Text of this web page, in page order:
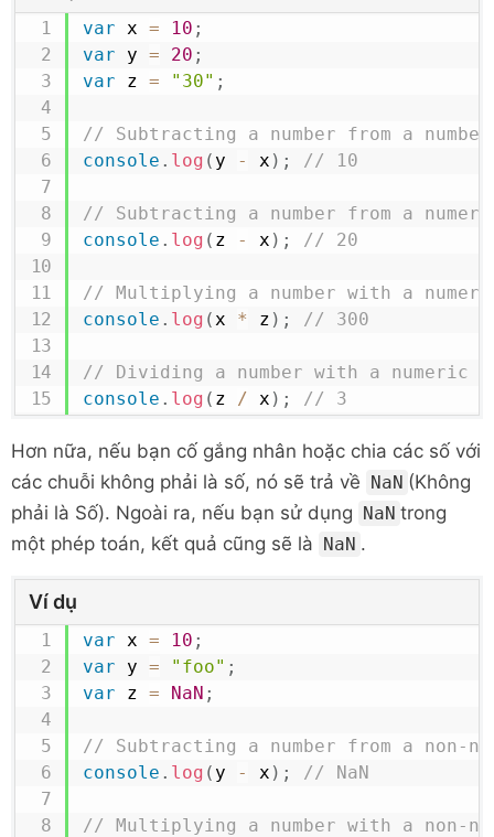
var x = 10 ;
var y = 20 ;
var z = "30" ;
// Subtracting a number from a number
console . log ( y - x ) ; // 10
// Subtracting a number from a
console . log ( z - x ) ; // 20
// Multiplying a number with a
console . log (x * z ) ; // 300
// Dividing a number with a numeric
console . log ( z / x ) ; // 3
Hơn nữa, nếu bạn cố gắng nhân hoặc chia các số với
các chuỗi không phải là số, nó sẽ trả về NaN (Không
phải là Số). Ngoài ra, nếu bạn sử dụng NaN trong
một phép toán, kết quả cũng sẽ là NaN .
Ví dụ
var x = 10 ;
var y = "foo" ;
var z = NaN ;
// Subtracting a number from a non-
console . log ( y - x ) ; // NaN
// Multiplying a number with a non-